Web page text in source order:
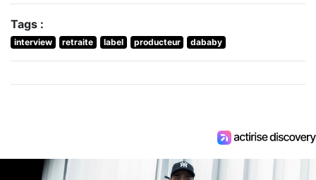
Tags :
interview retraite label producteur dababy